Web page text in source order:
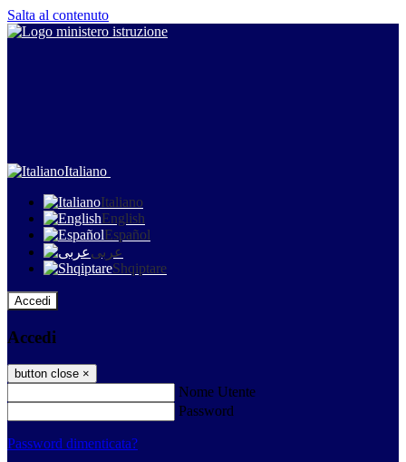
Salta al contenuto
Italiano
Italiano
English
Español
عربى
Shqiptare
Accedi
Accedi
button close ×
Nome Utente
Password
Password dimenticata?